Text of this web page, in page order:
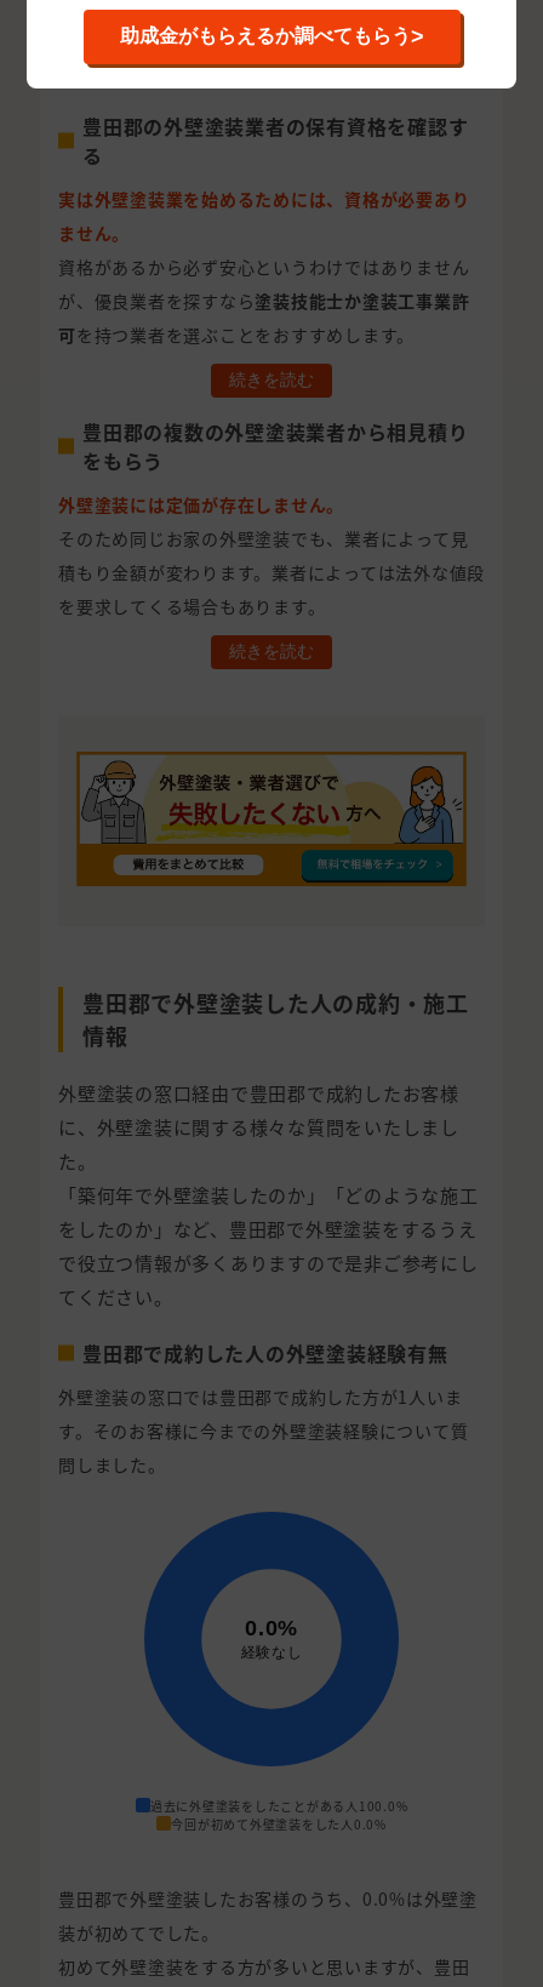
おすすめ記事：優良な外壁塗装業者の選び方を解
説！警戒すべき悪徳業者の見極め方とは
豊田郡の外壁塗装業者の保有資格を確認す
る
実は外壁塗装業を始めるためには、資格が必要あり
ません。
資格があるから必ず安心というわけではありません
が、優良業者を探すなら塗装技能士か塗装工事業許
可 を持つ業者を選ぶことをおすすめします。
続きを読む
豊田郡の複数の外壁塗装業者から相見積り
をもらう
外壁塗装には定価が存在しません。
そのため同じお家の外壁塗装でも、業者によって見
積もり金額が変わります。業者によっては法外な値段
を要求してくる場合もあります。
続きを読む
豊田郡で外壁塗装した人の成約・施工
情報
外壁塗装の窓口経由で豊田郡で成約したお客様
に、外壁塗装に関する様々な質問をいたしまし
た。
「築何年で外壁塗装したのか」「どのような施工
をしたのか」など、豊田郡で外壁塗装をするうえ
で役立つ情報が多くありますので是非ご参考にし
てください。
豊田郡で成約した人の外壁塗装経験有無
外壁塗装の窓口では豊田郡で成約した方が1人いま
す。そのお客様に今までの外壁塗装経験について質
問しました。
過去に外壁塗装をしたことがある人 100.0%
今回が初めて外壁塗装をした人 0.0%
豊田郡で外壁塗装したお客様のうち、0.0%は外壁塗
装が初めてでした。
初めて外壁塗装をする方が多いと思いますが、豊田
助成金がもらえるか調べてもらう>